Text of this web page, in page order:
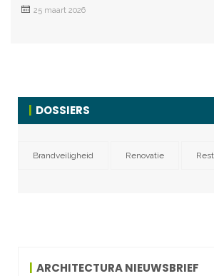
25 maart 2026
DOSSIERS
Brandveiligheid Renovatie
ARCHITECTURA NIEUWSBRIEF